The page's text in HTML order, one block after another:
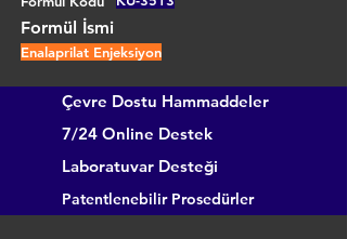
Formül İsmi
Enalaprilat Enjeksiyon
Çevre Dostu Hammaddeler
7/24 Online Destek
Laboratuvar Desteği
Patentlenebilir Prosedürler